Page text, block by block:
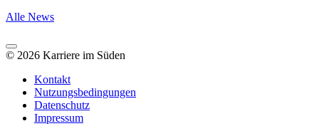
Alle News
© 2026 Karriere im Süden
Kontakt
Nutzungsbedingungen
Datenschutz
Impressum